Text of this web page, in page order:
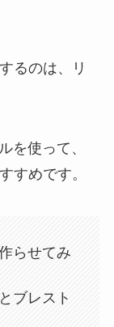
るのは、リ
を使って、
すめです。
らせてみ
ブレスト